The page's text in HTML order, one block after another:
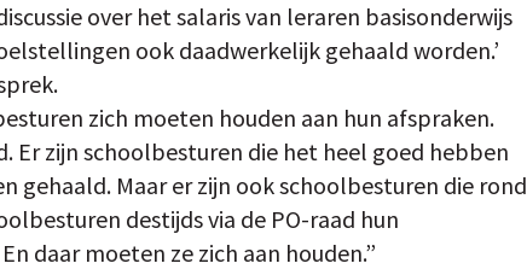
over het salaris van leraren basisonderwijs
ook daadwerkelijk gehaald worden.’
zich moeten houden aan hun afspraken.
Er zijn schoolbesturen die het heel goed hebben
gehaald. Maar er zijn ook schoolbesturen die rond
destijds via de PO-raad hun
daar moeten ze zich aan houden.”